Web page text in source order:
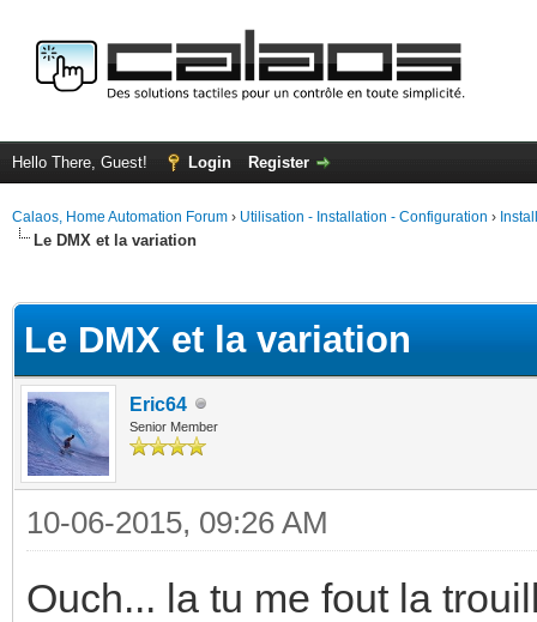
Hello There, Guest! Login Register
Calaos, Home Automation Forum › Utilisation - Installation - Configuration ›
Le DMX et la variation
Le DMX et la variation
Eric64
Senior Member
10-06-2015, 09:26 AM
Ouch... la tu me fout la